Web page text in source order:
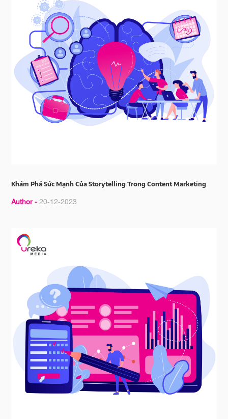
Khám Phá Sức Mạnh Của Storytelling Trong Content Marketing
Author -20-12-2023